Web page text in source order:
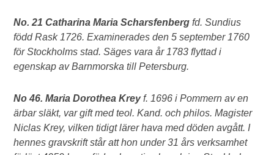
No. 21 Catharina Maria Scharsfenberg fd. Sundius
född Rask 1726. Examinerades den 5 september 1760
för Stockholms stad. Säges vara år 1783 flyttad i
egenskap av Barnmorska till Petersburg.
No 46. Maria Dorothea Kreyf. 1696 i Pommern av en
ärbar släkt, var gift med teol. Kand. och philos. Magister
Niclas Krey, vilken tidigt lärer hava med döden avgått. I
hennes gravskrift står att hon under 31 års verksamhet